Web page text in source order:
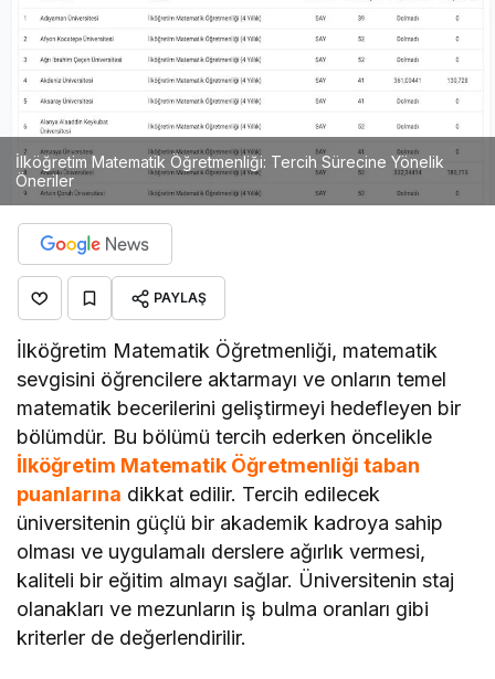
İlköğretim Matematik Öğretmenliği: Tercih Sürecine Yönelik
Öneriler
PAYLAŞ
İlköğretim Matematik Öğretmenliği, matematik
sevgisini öğrencilere aktarmayı ve onların temel
matematik becerilerini geliştirmeyi hedefleyen bir
bölümdür. Bu bölümü tercih ederken öncelikle
İlköğretim Matematik Öğretmenliği taban
puanlarına dikkat edilir. Tercih edilecek
üniversitenin güçlü bir akademik kadroya sahip
olması ve uygulamalı derslere ağırlık vermesi,
kaliteli bir eğitim almayı sağlar. Üniversitenin staj
olanakları ve mezunların iş bulma oranları gibi
kriterler de değerlendirilir.